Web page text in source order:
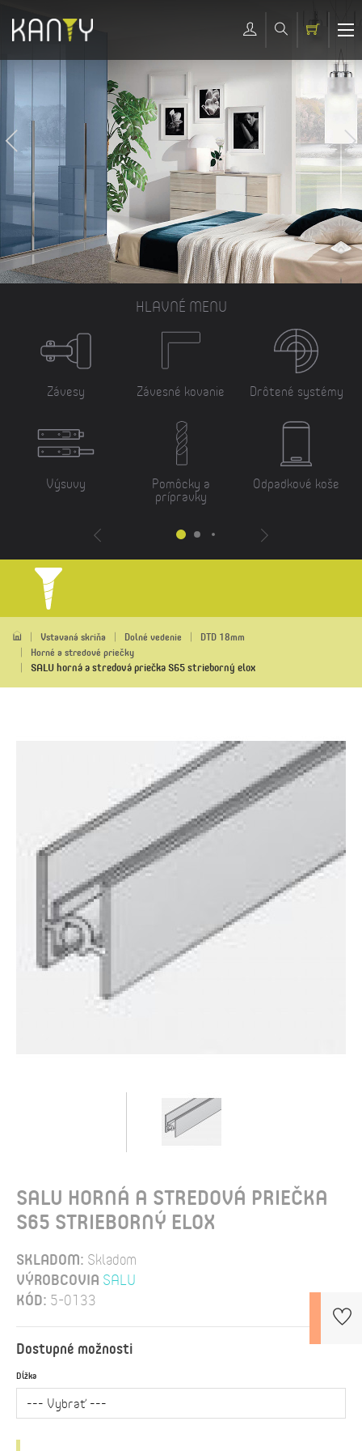
HLAVNÉ MENU
Závesy
Výsuvy
Závesné kovanie
Pomôcky a
prípravky
Drôtené systémy
Odpadkové koše
Vstavaná skriňa Dolné vedenie
DTD 18mm
Horné a stredové priečky
SALU horná a stredová priečka S65 strieborný elox
SALU HORNÁ A STREDOVÁ PRIEČKA
S65 STRIEBORNÝ ELOX
SKLADOM: Skladom
VÝROBCOVIA SALU
KÓD: 5-0133
Dostupné možnosti
Dĺžka